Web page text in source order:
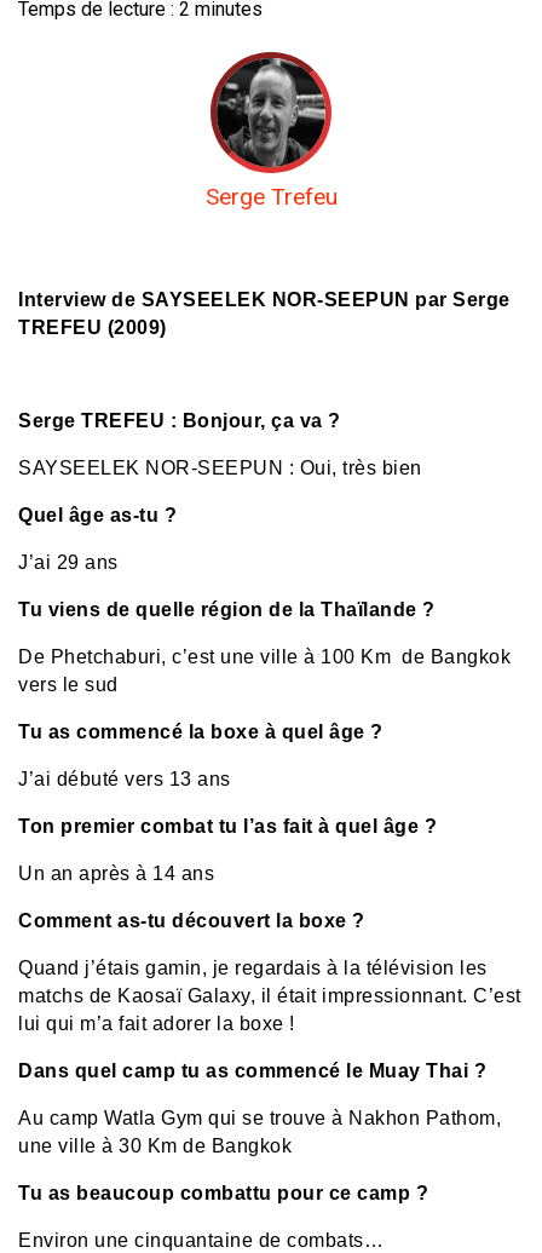
Temps de lecture : 2 minutes
Serge Trefeu
Interview de SAYSEELEK NOR-SEEPUN par Serge
TREFEU (2009)
Serge TREFEU : Bonjour, ça va ?
SAYSEELEK NOR-SEEPUN : Oui, très bien
Quel âge as-tu ?
J’ai 29 ans
Tu viens de quelle région de la Thaïlande ?
De Phetchaburi, c’est une ville à 100 Km de Bangkok
vers le sud
Tu as commencé la boxe à quel âge ?
J’ai débuté vers 13 ans
Ton premier combat tu l’as fait à quel âge ?
Un an après à 14 ans
Comment as-tu découvert la boxe ?
Quand j’étais gamin, je regardais à la télévision les
matchs de Kaosaï Galaxy, il était impressionnant. C’est
lui qui m’a fait adorer la boxe !
Dans quel camp tu as commencé le Muay Thai ?
Au camp Watla Gym qui se trouve à Nakhon Pathom,
une ville à 30 Km de Bangkok
Tu as beaucoup combattu pour ce camp ?
Environ une cinquantaine de combats…